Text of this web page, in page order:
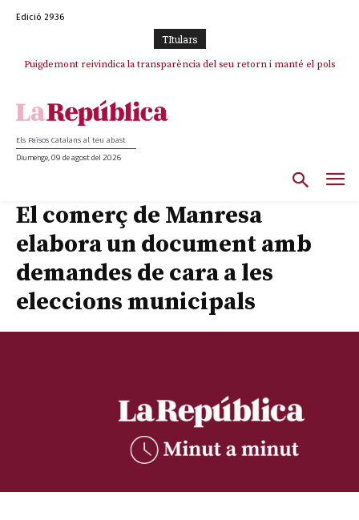
Edició 2936
TItulars
Puigdemont reivindica la transparència del seu retorn i manté el pols
Els Països Catalans al teu abast
Diumenge, 09 de agost del 2026
El comerç de Manresa
elabora un document amb
demandes de cara a les
eleccions municipals